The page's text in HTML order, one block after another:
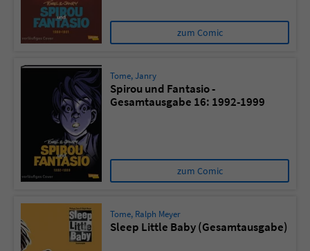
zum Comic
Tome,Janry
Spirou und Fantasio -
Gesamtausgabe 16: 1992-1999
zum Comic
Tome, Ralph Meyer
Sleep Little Baby (Gesamtausgabe)